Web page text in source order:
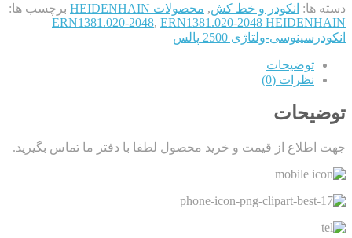
دسته ها: انکودر و خط کش, محصولات HEIDENHAIN
برچسب ها:
ERN1381.020-2048, ERN1381.020-2048 HEIDENHAIN
انکودرسینوسی-ولتاژی 2500 پالس
توضیحات
نظرات (0)
توضیحات
جهت اطلاع از قیمت و خرید محصول لطفا با دفتر ما تماس بگیرید.